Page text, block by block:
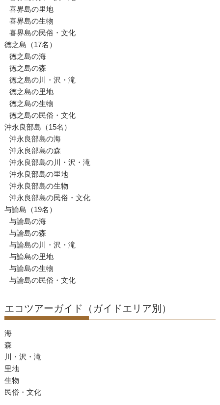
喜界島の里地
喜界島の生物
喜界島の民俗・文化
徳之島（17名）
徳之島の海
徳之島の森
徳之島の川・沢・滝
徳之島の里地
徳之島の生物
徳之島の民俗・文化
沖永良部島（15名）
沖永良部島の海
沖永良部島の森
沖永良部島の川・沢・滝
沖永良部島の里地
沖永良部島の生物
沖永良部島の民俗・文化
与論島（19名）
与論島の海
与論島の森
与論島の川・沢・滝
与論島の里地
与論島の生物
与論島の民俗・文化
エコツアーガイド（ガイドエリア別）
海
森
川・沢・滝
里地
生物
民俗・文化